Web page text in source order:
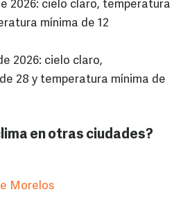
2026: cielo claro, temperatura
mínima de 12
2026: cielo claro,
28 y temperatura mínima de
en otras ciudades?
Morelos